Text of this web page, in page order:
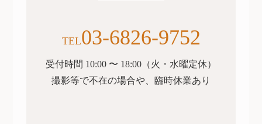
TEL03-6826-9752
受付時間 10:00 〜 18:00（火・水曜定休）
撮影等で不在の場合や、臨時休業あり